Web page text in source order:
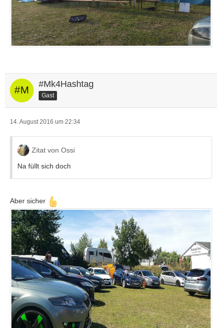
#Mk4Hashtag
Gast
14. August 2016 um 22:34
Zitat von Ossi
Na füllt sich doch
Aber sicher